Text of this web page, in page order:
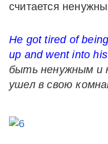
считается
He got tired of being
up and went into his
быть ненужным и
ушел в свою